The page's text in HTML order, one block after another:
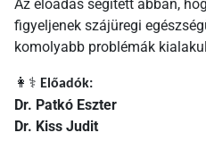
Az előadás segített abban,
figyeljenek szájüregi
komolyabb problémák
👩 ⚕ Előadók:
Dr. Patkó Eszter
Dr. Kiss Judit